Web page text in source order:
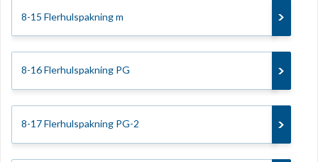
8-15 Flerhulspakning m
8-16 Flerhulspakning PG
8-17 Flerhulspakning PG-2